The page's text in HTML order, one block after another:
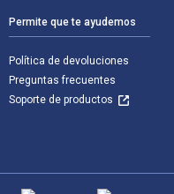
Permite que te ayudemos
Política de devoluciones
Preguntas frecuentes
Soporte de productos